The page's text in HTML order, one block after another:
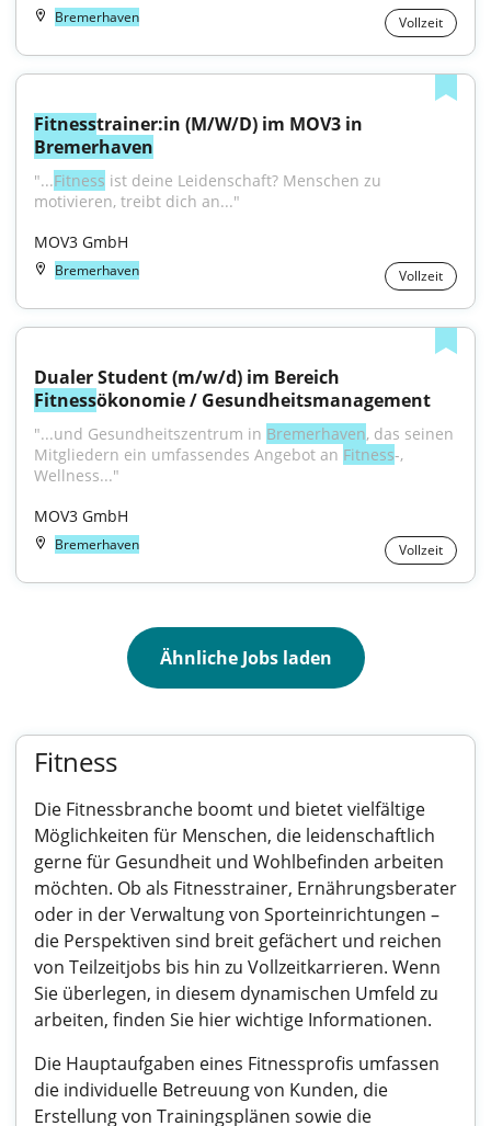
Bremerhaven Vollzeit
Fitness
Bremerhaven
"...Fitness ist deine Leidenschaft? Menschen zu
motivieren, treibt dich an..."
MOV3 GmbH
Bremerhaven Vollzeit
Fitnessökonomie / Gesundheitsmanagement
"...und Gesundheitszentrum in Bremerhaven, das seinen
Mitgliedern ein umfassendes Angebot an Fitness-,
Wellness..."
MOV3 GmbH
Bremerhaven Vollzeit
Ähnliche Jobs laden
Fitness
Die Fitnessbranche boomt und bietet vielfältige
Möglichkeiten für Menschen, die leidenschaftlich
gerne für Gesundheit und Wohlbefinden arbeiten
möchten. Ob als Fitnesstrainer, Ernährungsberater
oder in der Verwaltung von Sporteinrichtungen –
die Perspektiven sind breit gefächert und reichen
von Teilzeitjobs bis hin zu Vollzeitkarrieren. Wenn
Sie überlegen, in diesem dynamischen Umfeld zu
arbeiten, finden Sie hier wichtige Informationen.
Die Hauptaufgaben eines Fitnessprofis umfassen
die individuelle Betreuung von Kunden, die
Erstellung von Trainingsplänen sowie die